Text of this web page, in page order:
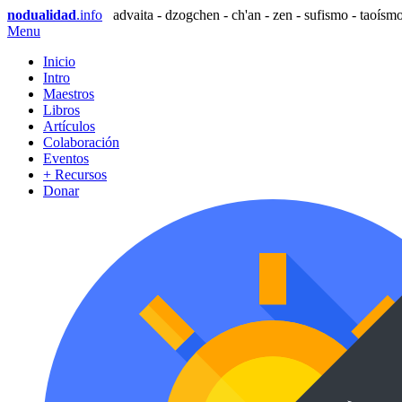
nodualidad.info
advaita - dzogchen - ch'an - zen - sufismo -
Menu
Inicio
Intro
Maestros
Libros
Artículos
Colaboración
Eventos
+ Recursos
Donar